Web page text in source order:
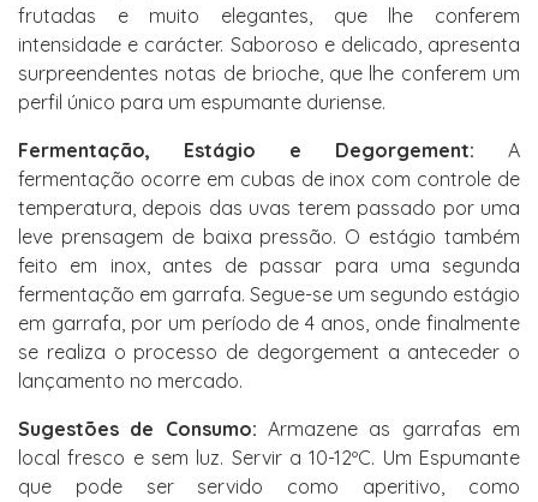
frutadas e muito elegantes, que lhe conferem
intensidade e carácter. Saboroso e delicado, apresenta
surpreendentes notas de brioche, que lhe conferem um
perfil único para um espumante duriense.
Fermentação, Estágio e Degorgement: A
fermentação ocorre em cubas de inox com controle de
temperatura, depois das uvas terem passado por uma
leve prensagem de baixa pressão. O estágio também
feito em inox, antes de passar para uma segunda
fermentação em garrafa. Segue-se um segundo estágio
em garrafa, por um período de 4 anos, onde finalmente
se realiza o processo de degorgement a anteceder o
lançamento no mercado.
Sugestões de Consumo: Armazene as garrafas em
local fresco e sem luz. Servir a 10-12ºC. Um Espumante
que pode ser servido como aperitivo, como